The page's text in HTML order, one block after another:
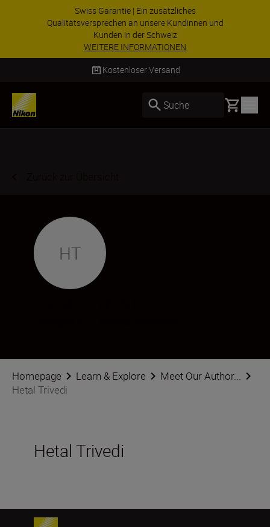
Swiss Garantie | Ein zusätzliches
Qualitätsversprechen an unsere Kundinnen und
Kunden in der Schweiz
WEITERE INFORMATIONEN
Kostenloser Versand
Suche Basket
HT
Homepage Learn & Explore
Meet Our Author...
Hetal Trivedi
Hetal Trivedi